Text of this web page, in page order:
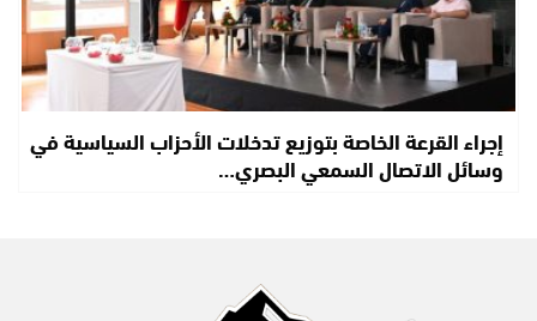
إجراء القرعة الخاصة بتوزيع تدخلات الأحزاب السياسية في
وسائل الاتصال السمعي البصري…